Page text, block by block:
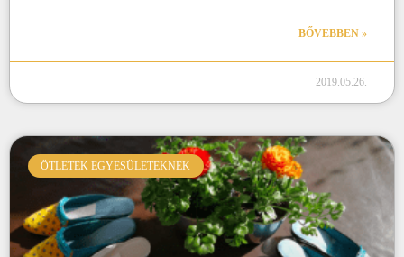
BŐVEBBEN »
2019.05.26.
ÖTLETEK EGYESÜLETEKNEK